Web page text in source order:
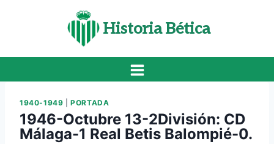
Historia Bética
1940-1949 |PORTADA
1946-Octubre 13-2División: CD
Málaga-1 Real Betis Balompié-0.